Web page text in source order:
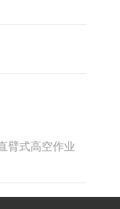
臂式高空作业